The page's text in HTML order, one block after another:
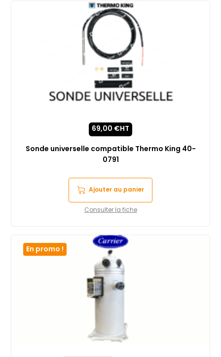
Sonde universelle compatible Thermo King 40-
0791
69,00 €HT
Ajouter au panier
Consulter la fiche
En promo !